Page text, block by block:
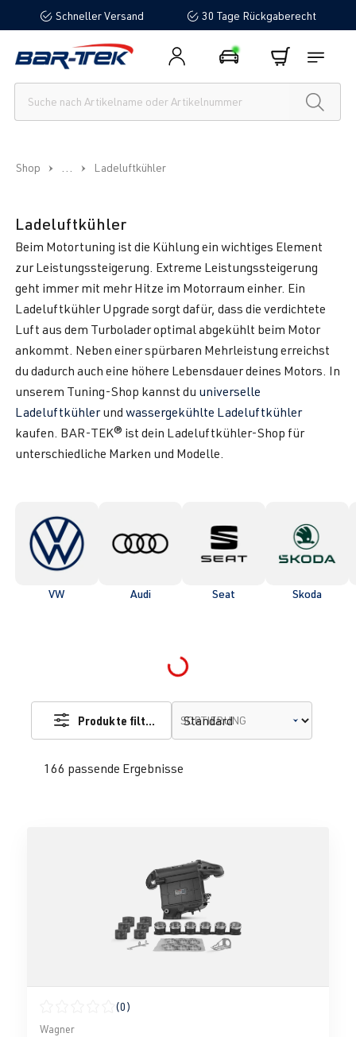
springenSchneller Versand 30 Tage Rückgaberecht
Shop ... Ladeluftkühler
Ladeluftkühler
Beim Motortuning ist die Kühlung ein wichtiges Element
zur Leistungssteigerung. Extreme Leistungssteigerung
geht immer mit mehr Hitze im Motorraum einher. Ein
Ladeluftkühler Upgrade sorgt dafür, dass die verdichtete
Luft aus dem Turbolader optimal abgekühlt beim Motor
ankommt. Neben einer spürbaren Mehrleistung erreichst
du dadurch auch eine höhere Lebensdauer deines Motors. In
unserem Tuning-Shop kannst du universelle
Ladeluftkühlerund wassergekühlte Ladeluftkühler
kaufen. BAR-TEK® ist dein Ladeluftkühler-Shop für
unterschiedliche Marken und Modelle.
VW Audi Seat Skoda
Loading...
166 passende Ergebnisse
Produkte filtern SORTIERUNG
Durchschnittliche Bewertung von 0 von 5 Sternen
(0)
Wagner